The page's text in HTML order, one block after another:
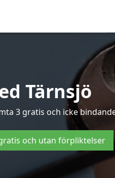
Tärnsjö
3 gratis och icke
och utan förpliktelser